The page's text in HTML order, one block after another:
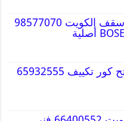
شركة سماعات سقف الكويت 98577070
قص خرسانه وفتح كور تكييف 65932555